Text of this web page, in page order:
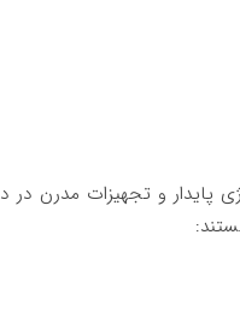
پایدار و تجهیزات مدرن در